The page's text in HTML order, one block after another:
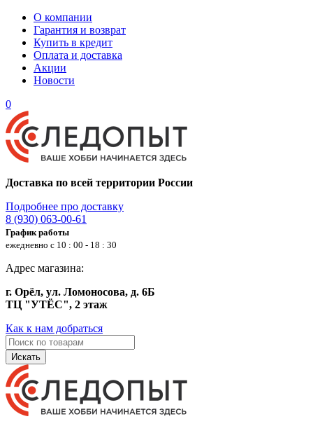
О компании
Гарантия и возврат
Купить в кредит
Оплата и доставка
Акции
Новости
0
Доставка по всей территории России
Подробнее про доставку
8 (930) 063-00-61
График работы
ежедневно с 10 : 00 - 18 : 30
Адрес магазина:
г. Орёл, ул. Ломоносова, д. 6Б
ТЦ "УТЁС", 2 этаж
Как к нам добраться
Искать